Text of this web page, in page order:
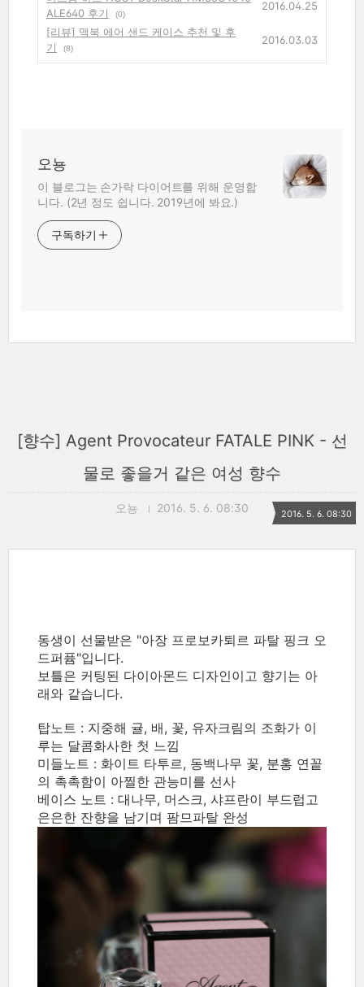
ALE640 후기
(0)
2016.04.25
[리뷰] 맥북 에어 샌드 케이스 추천 및 후
기
(8)
2016.03.03
오뇽
이 블로그는 손가락 다이어트를 위해 운영합
니다. (2년 정도 쉽니다. 2019년에 봐요.)
구독하기
[향수] Agent Provocateur FATALE PINK - 선
물로 좋을거 같은 여성 향수
오뇽 2016. 5. 6. 08:30 2016. 5. 6. 08:30
동생이 선물받은 "아장 프로보카퇴르 파탈 핑크 오
드퍼퓸"입니다.
보틀은 커팅된 다이아몬드 디자인이고 향기는 아
래와 같습니다.
탑노트 : 지중해 귤, 배, 꽃, 유자크림의 조화가 이
루는 달콤화사한 첫 느낌
미들노트 : 화이트 타투르, 동백나무 꽃, 분홍 연꽅
의 촉촉함이 아찔한 관능미를 선사
베이스 노트 : 대나무, 머스크, 샤프란이 부드럽고
은은한 잔향을 남기며 팜므파탈 완성